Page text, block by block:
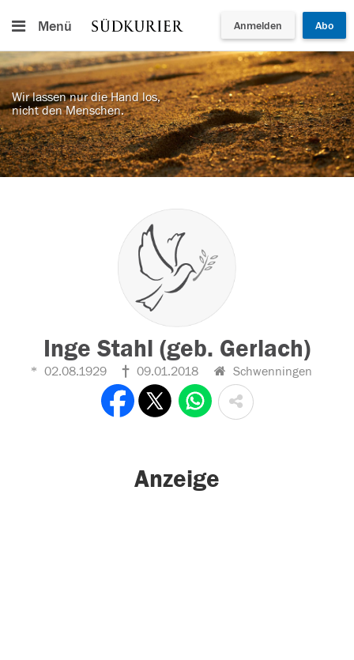
Menü Anmelden Abo
Wir lassen nur die Hand los,
nicht den Menschen.
Inge Stahl (geb. Gerlach)
02.08.1929 09.01.2018 Schwenningen
Anzeige